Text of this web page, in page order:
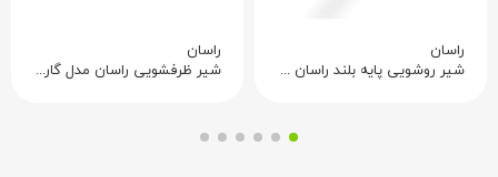
راسان
شیر روشویی پایه بلند راسان مدل گارنت
راسان
شیر ظرفشویی راسان مدل گارنت